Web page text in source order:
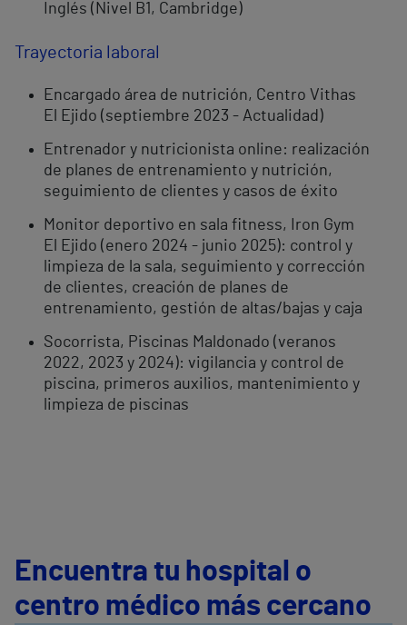
Inglés (Nivel B1, Cambridge)
Trayectoria laboral
Encargado área de nutrición, Centro Vithas
El Ejido (septiembre 2023 - Actualidad)
Entrenador y nutricionista online: realización
de planes de entrenamiento y nutrición,
seguimiento de clientes y casos de éxito
Monitor deportivo en sala fitness, Iron Gym
El Ejido (enero 2024 - junio 2025): control y
limpieza de la sala, seguimiento y corrección
de clientes, creación de planes de
entrenamiento, gestión de altas/bajas y caja
Socorrista, Piscinas Maldonado (veranos
2022, 2023 y 2024): vigilancia y control de
piscina, primeros auxilios, mantenimiento y
limpieza de piscinas
Encuentra tu hospital o
centro médico más cercano